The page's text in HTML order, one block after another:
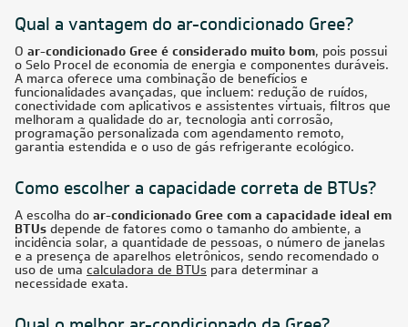
36.000
BTUs
Ar-Condicionado Multi Split Inverter R-32 Gree 36.000
(3x Evap HW 9.000 + 1x Evap HW 12.000) Quente/Frio
220V
R$ 14.664,20à vista
ou8xdeR$ 1.929,50
CUPOM: POTENCIA100